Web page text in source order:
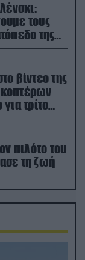
τους
της
βίντεο της
τρίτο
πιλότο του
τη ζωή